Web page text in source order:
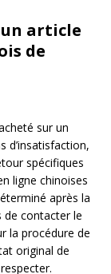
article
de
sur un
d’insatisfaction,
spécifiques
ligne chinoises
après la
de contacter le
la procédure de
original de